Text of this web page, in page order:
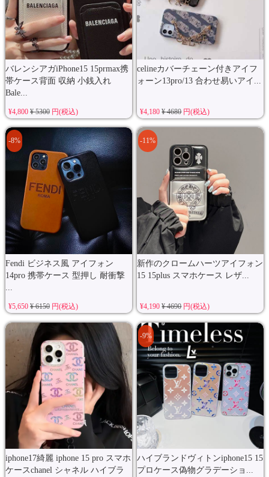
バレンシアガiPhone15 15prmax携
帯ケース背面 収納 小銭入れ
Bale...
¥4,800 ¥ 5300円(税込)
celineカバーチェーン付きアイフ
ォーン13pro/13 合わせ易いアイ...
¥4,180¥ 4680円(税込)
Fendi ビジネス風 アイフォン
14pro 携帯ケース 型押し 耐衝撃
-8%
¥5,650 ¥ 6150円(税込)
新作のクロームハーツアイフォン
15 15plus スマホケース レザ...
-11%
¥4,190¥ 4690円(税込)
iphone17綺麗 iphone 15 pro スマホ
ケースchanel シャネル ハイブラ
ハイブランドヴィトンiphone15 15
プロケース偽物グラデーショ...
-9%